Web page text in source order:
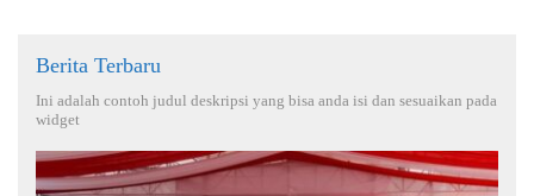
Berita Terbaru
Ini adalah contoh judul deskripsi yang bisa anda isi dan sesuaikan pada
widget